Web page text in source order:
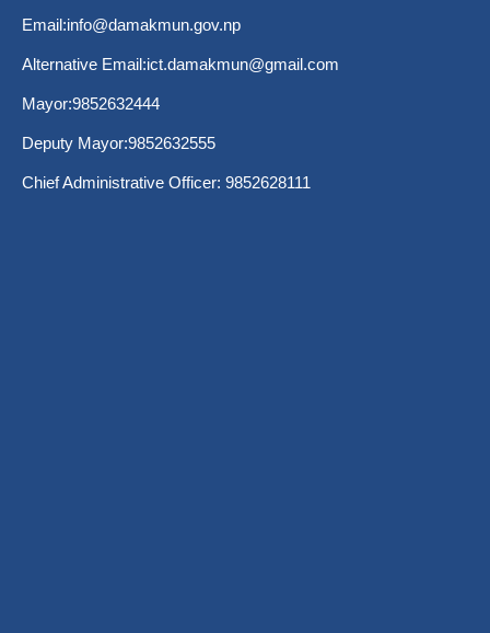
Email:info@damakmun.gov.np
Alternative Email:ict.damakmun@gmail.com
Mayor:9852632444
Deputy Mayor:9852632555
Chief Administrative Officer: 9852628111